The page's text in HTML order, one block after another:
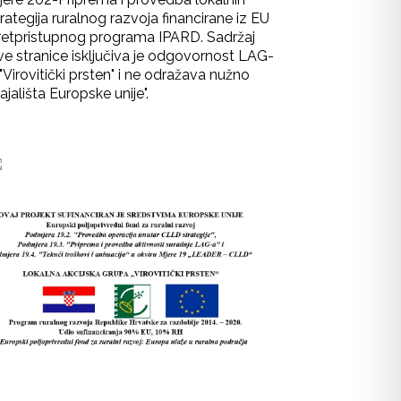
ruralnog razvoja financirane iz EU
programa IPARD. Sadržaj
stranice isključiva je odgovornost LAG-
prsten" i ne odražava nužno
Europske unije".